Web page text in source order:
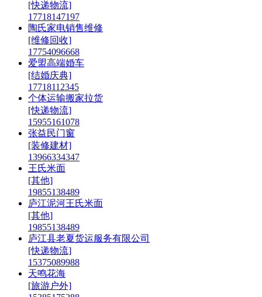
[快递物流]
17718147197
陶氏家电销售维修
[维修回收]
17754096668
爱盟高端婚车
[结婚庆典]
17718112345
个体运输搬家拉货
[快递物流]
15955161078
张益民门窗
[装修建材]
13966334347
王氏米面
[其他]
19855138489
庐江泥河王氏米面
[其他]
19855138489
庐江县老夏货运服务有限公司
[快递物流]
15375089988
天鸣花海
[旅游户外]